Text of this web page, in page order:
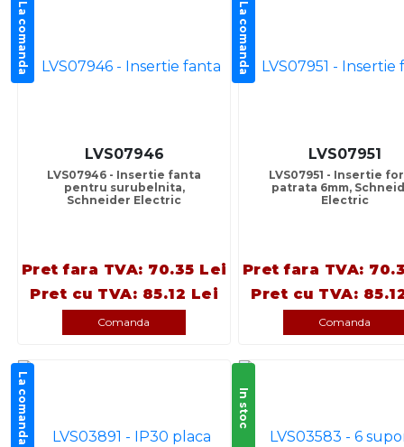
La comanda
LVS07946
LVS07946 - Insertie fanta
pentru surubelnita,
Schneider Electric
Pret fara TVA: 70.35 Lei
Pret cu TVA: 85.12 Lei
Comanda
La comanda
LVS07951
LVS07951 - Insertie
patrata 6mm,
Electric
Pret fara TVA:
Pret cu TVA:
Comanda
La comanda In stoc